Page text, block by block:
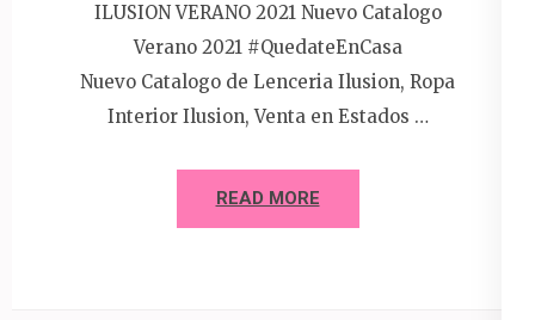
ILUSION VERANO 2021 Nuevo Catalogo
Verano 2021 #QuedateEnCasa
Nuevo Catalogo de Lenceria Ilusion, Ropa
Interior Ilusion, Venta en Estados …
READ MORE